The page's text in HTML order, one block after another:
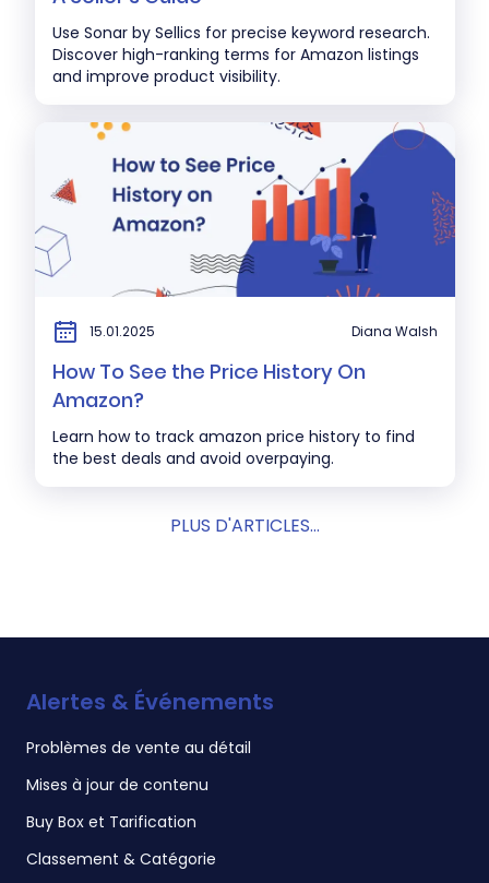
Use Sonar by Sellics for precise keyword research.
Discover high-ranking terms for Amazon listings
and improve product visibility.
15.01.2025 Diana Walsh
How To See the Price History On
Amazon?
Learn how to track amazon price history to find
the best deals and avoid overpaying.
PLUS D'ARTICLES...
Alertes & Événements
Problèmes de vente au détail
Mises à jour de contenu
Buy Box et Tarification
Classement & Catégorie